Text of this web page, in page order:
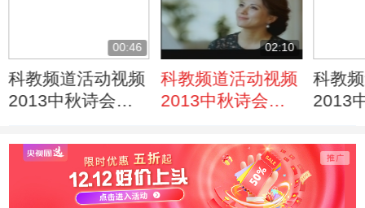
00:46
科教频道活动视频
2013中秋诗会
02:10
科教频道活动视频
2013中秋诗会
晚》作者：马铃薯
兄弟
科教
2013
月》